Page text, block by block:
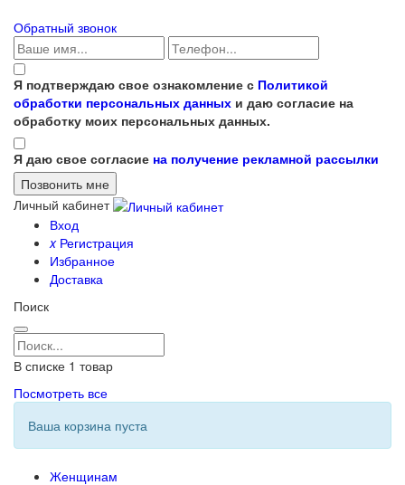
Обратный звонок
Я подтверждаю свое ознакомление с Политикой
обработки персональных данных и даю согласие на
обработку моих персональных данных.
Я даю свое согласие на получение рекламной рассылки
Личный кабинет
Вход
xРегистрация
Избранное
Доставка
Поиск
В списке 1 товар
Посмотреть все
Ваша корзина пуста
Женщинам